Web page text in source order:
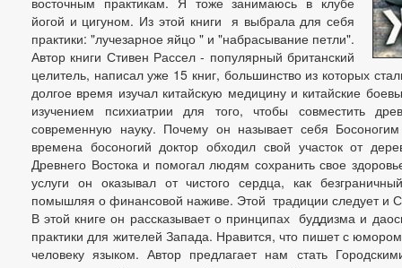
йогой и цигуном. Из этой книги я выбрала для себя
практики: "лучезарное яйцо " и "набрасывание петли".
Автор книги Стивен Рассел - популярный британский
целитель, написал уже 15 книг, большинство из которых
долгое время изучал китайскую медицину и китайские
изучением психиатрии для того, чтобы совместить
современную науку. Почему он называет себя
времена босоногий доктор обходил свой участок от
Древнего Востока и помогал людям сохранить свое
услуги он оказывал от чистого сердца, как
помышляя о финансовой наживе. Этой традиции следует и
В этой книге он рассказывает о принципах буддизма и
практики для жителей Запада. Нравится, что пишет с
человеку языком. Автор предлагает нам стать